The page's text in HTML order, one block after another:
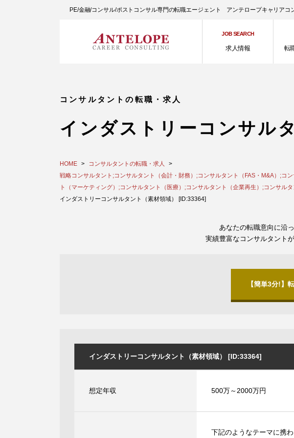
PE/金融/コンサル/ポストコンサル専門の転職エージェント アンテロープキャリアコ
JOB SEARCH
求人情報 転
コンサルタントの転職・求人
インダストリーコンサル
HOME
コンサルタントの転職・求人
戦略コンサルタント;コンサルタント（会計・財務）;コンサルタント（FAS・M&A）;
ト（マーケティング）;コンサルタント（医療）;コンサルタント（企業再生）;コンサ
インダストリーコンサルタント（素材領域） [ID:33364]
あなたの転職意向に沿
実績豊富なコンサルタント
【簡単3分!】
インダストリーコンサルタント（素材領域） [ID:33364]
想定年収 500万～2000万円
下記のようなテーマに携